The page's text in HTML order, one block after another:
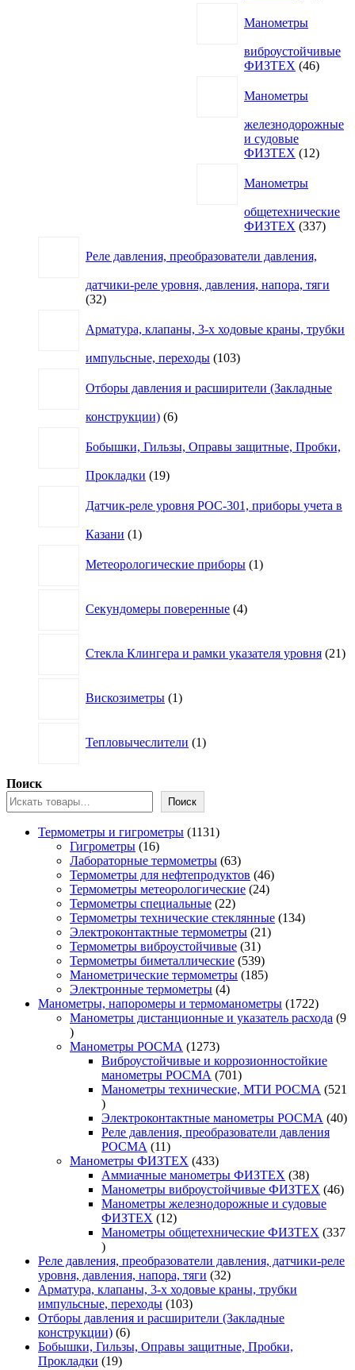
Манометры
виброустойчивые
ФИЗТЕХ 4646
Манометры
железнодорожные
и судовые
ФИЗТЕХ
1212
Манометры
общетехнические
ФИЗТЕХ 337337
Реле давления, преобразователи давления,
датчики-реле уровня, давления, напора, тяги
3232
Арматура, клапаны, 3-х ходовые краны, трубки
импульсные, переходы 103103
Отборы давления и расширители (Закладные
конструкции) 66
Бобышки, Гильзы, Оправы защитные, Пробки,
Прокладки 1919
Датчик-реле уровня РОС-301, приборы учета в
Казани 11
Метеорологические приборы 1товар
Секундомеры поверенные 4товара
Стекла Клингера и рамки указателя уровня 21
Вискозиметры 1товар
Тепловычеслители 1товар
Поиск
Поиск
Термометры и гигрометры 11311131
Гигрометры 1616
товаров
Лабораторные термометры 6363
товара
Термометры для нефтепродуктов 4646
Термометры метеорологические 2424
Термометры специальные 2222
товара
Термометры технические стеклянные 134134
Электроконтактные термометры 2121
Термометры виброустойчивые 3131
товар
Термометры биметаллические 539539
товаров
Манометрические термометры 185185
Электронные термометры 44
товара
Манометры, напоромеры и термоманометры 17221722
товара
Манометры дистанционные и указатель расхода 9
9
товаров
Манометры РОСМА 12731273
товара
Виброустойчивые и коррозионностойкие
манометры РОСМА
701701
товар
Манометры технические, МТИ РОСМА
521
521
товар
Электроконтактные манометры РОСМА 4040
Реле давления, преобразователи давления
РОСМА
1111
товаров
Манометры ФИЗТЕХ 433433
товара
Аммиачные манометры ФИЗТЕХ 3838
товаров
Манометры виброустойчивые ФИЗТЕХ 4646
Манометры железнодорожные и судовые
ФИЗТЕХ
1212
товаров
Манометры общетехнические ФИЗТЕХ 337
337
товаров
Реле давления, преобразователи давления, датчики-реле
уровня, давления, напора, тяги 3232
товара
Арматура, клапаны, 3-х ходовые краны, трубки
импульсные, переходы 103103
товара
Отборы давления и расширители (Закладные
конструкции) 66
товаров
Бобышки, Гильзы, Оправы защитные, Пробки,
Прокладки
1919